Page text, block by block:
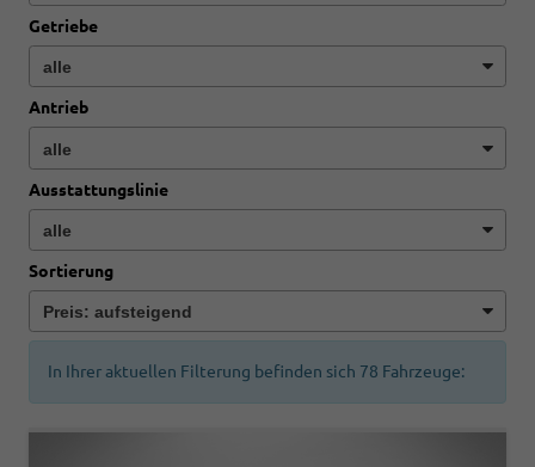
Getriebe
Antrieb
Ausstattungslinie
Sortierung
In Ihrer aktuellen Filterung befinden sich 78 Fahrzeuge: